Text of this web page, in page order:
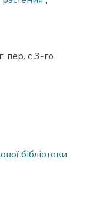
пер. с 3-го
бібліотеки